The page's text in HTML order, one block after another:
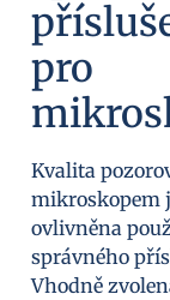
pro
Kvalita
mikroskopem
ovlivněna
správného
Vhodně